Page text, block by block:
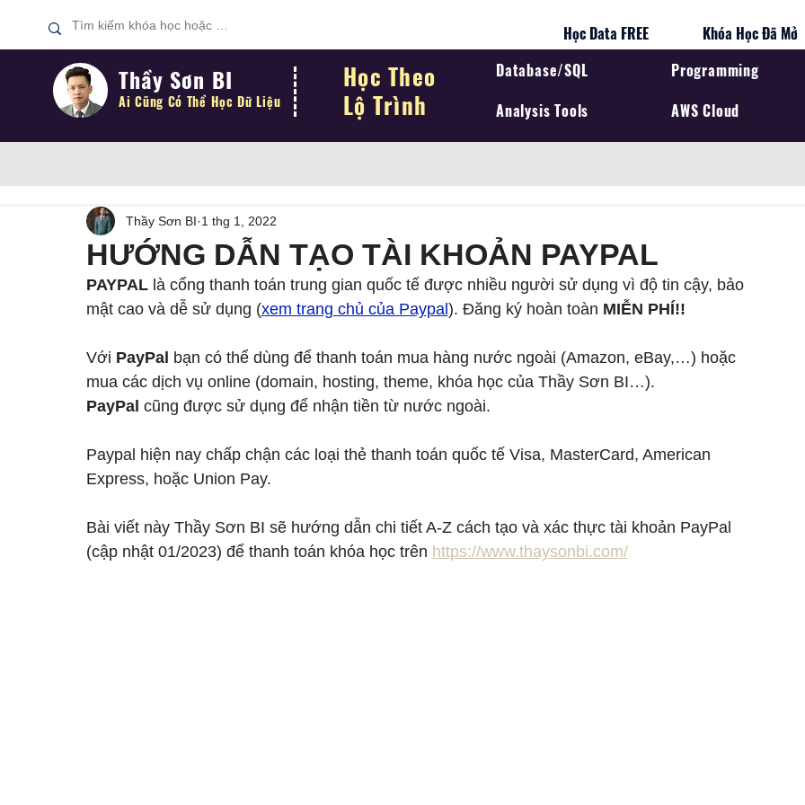
Học Data FREE Khóa Học Đã Mở
Thầy Sơn BI
Ai Cũng Có Thể Học Dữ Liệu
Học Theo
Lộ Trình
Database/SQL
Analysis Tools
Programming
AWS Cloud
HƯỚNG DẪN TẠO TÀI KHOẢN PAYPAL
Thầy Sơn BI 1 thg 1, 2022
PAYPAL là cổng thanh toán trung gian quốc tế được nhiều người sử dụng vì độ tin cậy, bảo
mật cao và dễ sử dụng (xem trang chủ của Paypal ). Đăng ký hoàn toàn MIỄN PHÍ!!
Với PayPal bạn có thể dùng để thanh toán mua hàng nước ngoài (Amazon, eBay,…) hoặc
mua các dịch vụ online (domain, hosting, theme, khóa học của Thầy Sơn BI…).
PayPal cũng được sử dụng để nhận tiền từ nước ngoài.
Paypal hiện nay chấp chận các loại thẻ thanh toán quốc tế Visa, MasterCard, American
Express, hoặc Union Pay.
Bài viết này Thầy Sơn BI sẽ hướng dẫn chi tiết A-Z cách tạo và xác thực tài khoản PayPal
(cập nhật 01/2023) để thanh toán khóa học trên https://www.thaysonbi.com/